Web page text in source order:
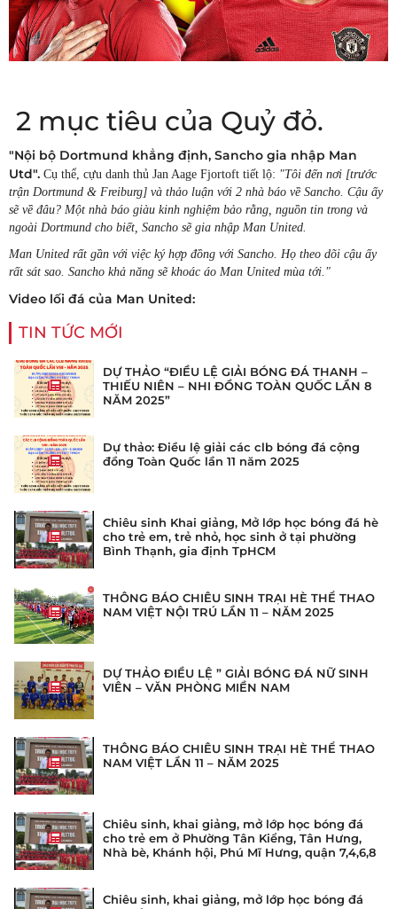
2 mục tiêu của Quỷ đỏ.
"Nội bộ Dortmund khẳng định, Sancho gia nhập Man
Utd". Cụ thể, cựu danh thủ Jan Aage Fjortoft tiết lộ: "Tôi đến nơi [trước
trận Dortmund & Freiburg] và thảo luận với 2 nhà báo về Sancho. Cậu ấy
sẽ về đâu? Một nhà báo giàu kinh nghiệm bảo rằng, nguồn tin trong và
ngoài Dortmund cho biết, Sancho sẽ gia nhập Man United.
Man United rất gần với việc ký hợp đồng với Sancho. Họ theo dõi cậu ấy
rất sát sao. Sancho khả năng sẽ khoác áo Man United mùa tới."
Video lối đá của Man United:
TIN TỨC MỚI
DỰ THẢO “ĐIỀU LỆ GIẢI BÓNG ĐÁ THANH –
THIẾU NIÊN – NHI ĐỒNG TOÀN QUỐC LẦN 8
NĂM 2025”
Dự thảo: Điều lệ giải các clb bóng đá cộng
đồng Toàn Quốc lần 11 năm 2025
Chiêu sinh Khai giảng, Mở lớp học bóng đá hè
cho trẻ em, trẻ nhỏ, học sinh ở tại phường
Bình Thạnh, gia định TpHCM
THÔNG BÁO CHIÊU SINH TRẠI HÈ THỂ THAO
NAM VIỆT NỘI TRÚ LẦN 11 – NĂM 2025
DỰ THẢO ĐIỀU LỆ ” GIẢI BÓNG ĐÁ NỮ SINH
VIÊN – VĂN PHÒNG MIỀN NAM
THÔNG BÁO CHIÊU SINH TRẠI HÈ THỂ THAO
NAM VIỆT LẦN 11 – NĂM 2025
Chiêu sinh, khai giảng, mở lớp học bóng đá
cho trẻ em ở Phường Tân Kiểng, Tân Hưng,
Nhà bè, Khánh hội, Phú Mĩ Hưng, quận 7,4,6,8
Chiêu sinh, khai giảng, mở lớp học bóng đá